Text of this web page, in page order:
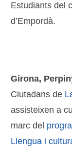
Estudiants del
d’Empordà.
Girona,
Ciutadans de
assisteixen a
marc del
Llengua i